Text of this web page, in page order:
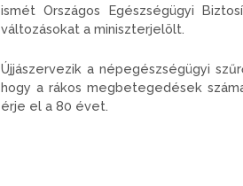
ismét Országos Egészségügyi
változásokat a miniszterjelölt.
Újjászervezik a népegészségügyi
hogy a rákos megbetegedések
érje el a 80 évet.